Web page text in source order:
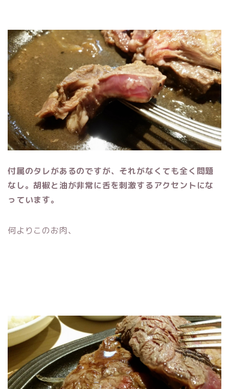
付属のタレがあるのですが、それがなくても全く問題
なし。胡椒と油が非常に舌を刺激するアクセントにな
っています。
何よりこのお肉、